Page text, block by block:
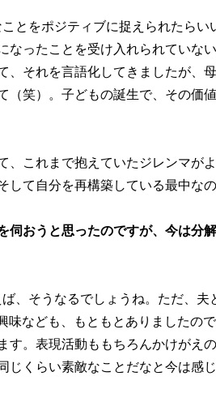
ことをポジティブに捉えられたら
なったことを受け入れられていな
、それを言語化してきましたが、
（笑）。子どもの誕生で、その価
これまで抱えていたジレンマが
して自分を再構築している最中なの
おうと思ったのですが、今は分
、そうなるでしょうね。ただ、
味なども、もともとありましたの
す。表現活動ももちろんかけがえ
じくらい素敵なことだなと今は感じ